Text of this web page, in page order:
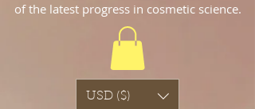
of the latest progress in cosmetic science.
USD ($)